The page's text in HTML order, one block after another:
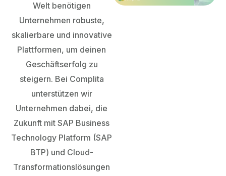
Welt benötigen
Unternehmen robuste,
skalierbare und innovative
Plattformen, um deinen
Geschäftserfolg zu
steigern. Bei Complita
unterstützen wir
Unternehmen dabei, die
Zukunft mit SAP Business
Technology Platform (SAP
BTP) und Cloud-
Transformationslösungen